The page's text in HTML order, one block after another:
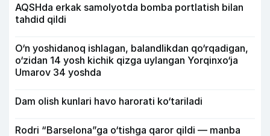
AQSHda erkak samolyotda bomba portlatish bilan
tahdid qildi
O‘n yoshidanoq ishlagan, balandlikdan qo‘rqadigan,
o‘zidan 14 yosh kichik qizga uylangan Yorqinxo‘ja
Umarov 34 yoshda
Dam olish kunlari havo harorati ko‘tariladi
Rodri “Barselona”ga o‘tishga qaror qildi — manba